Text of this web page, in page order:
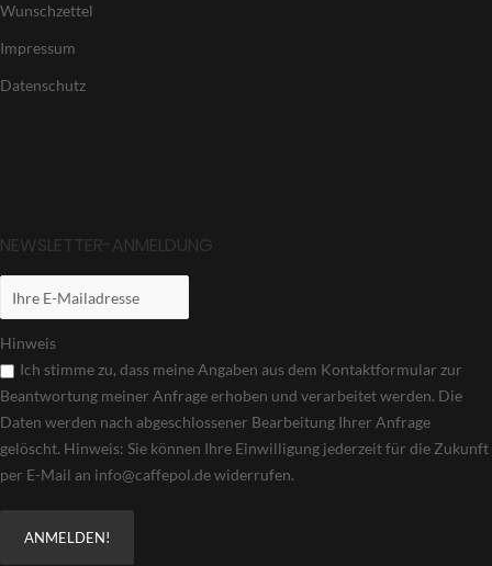
Wunschzettel
Impressum
Datenschutz
NEWSLETTER-ANMELDUNG
Hinweis
Ich stimme zu, dass meine Angaben aus dem Kontaktformular zur
Beantwortung meiner Anfrage erhoben und verarbeitet werden. Die
Daten werden nach abgeschlossener Bearbeitung Ihrer Anfrage
gelöscht. Hinweis: Sie können Ihre Einwilligung jederzeit für die Zukunft
per E-Mail an info@caffepol.de widerrufen.